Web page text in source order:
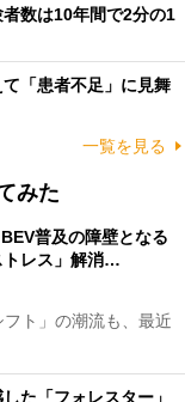
者数は10年間で2分の1
て「患者不足」に見舞
一覧を見る
みた
普及の障壁となる
トレス」解消…
ト」の潮流も、最近
た「フォレスター」